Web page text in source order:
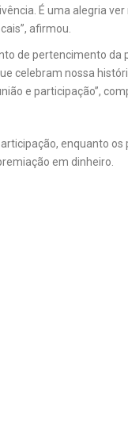
É uma alegria
afirmou.
de pertencimento da
celebram nossa
e participação”,
enquanto
em dinheiro.